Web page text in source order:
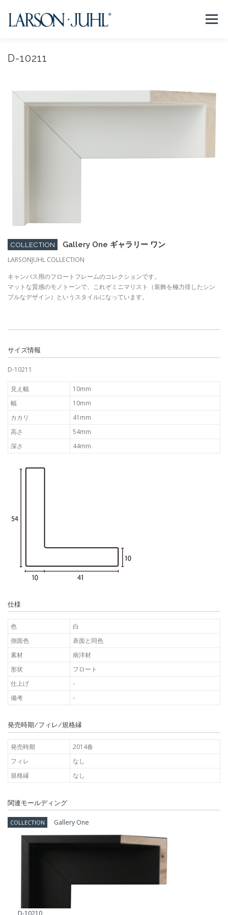
メニュー
NEWS
取扱店リスト 法人のお客様
D-10211
COLLECTION
Gallery One ギャラリー ワン
LARSONJUHL COLLECTION
キャンバス用のフロートフレームのコレクションです。
マットな質感のモノトーンで、これぞミニマリスト（装飾を極力排したシン
プルなデザイン）というスタイルになっています。
サイズ情報
D-10211
見え幅
10mm
幅
10mm
カカリ
41mm
高さ
54mm
深さ
44mm
仕様
色
白
側面色
表面と同色
素材
南洋材
形状
フロート
仕上げ
-
備考
-
発売時期/フィレ/規格縁
発売時期
2014春
フィレ
なし
規格縁
なし
関連モールディング
COLLECTION Gallery One
D-10210